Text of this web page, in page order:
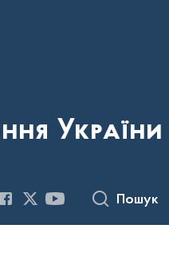
України
Пошук